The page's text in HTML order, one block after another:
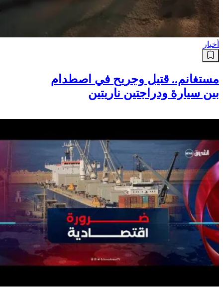
أخبار
مستغانم.. قتيل وجريح في اصطدام
بين سيارة ودراجتين ناريتين